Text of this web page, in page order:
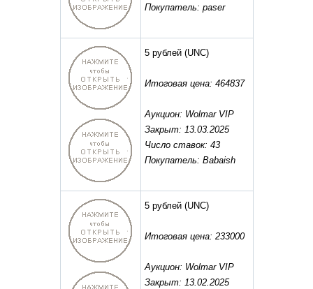
Покупатель: paser
5 рублей(UNC)
Итоговая цена: 464837
Аукцион: Wolmar VIP
Закрыт: 13.03.2025
Число ставок: 43
Покупатель: Babaish
5 рублей(UNC)
Итоговая цена: 233000
Аукцион: Wolmar VIP
Закрыт: 13.02.2025